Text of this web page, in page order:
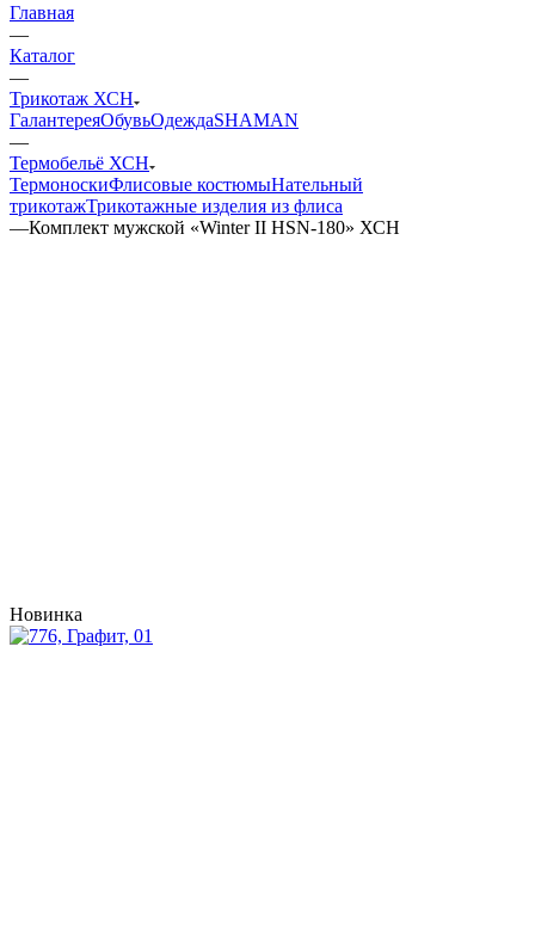
Главная
—
Каталог
—
Трикотаж ХСН
ГалантереяОбувьОдеждаSHAMAN
—
Термобельё ХСН
ТермоноскиФлисовые костюмыНательный
трикотажТрикотажные изделия из флиса
—Комплект мужской «Winter II HSN-180» ХСН
Новинка